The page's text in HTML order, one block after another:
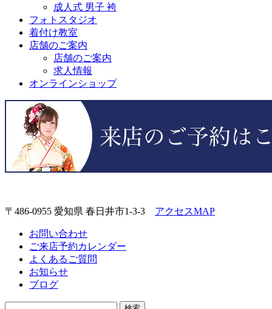
成人式 男子 袴
フォトスタジオ
着付け教室
店舗のご案内
店舗のご案内
求人情報
オンラインショップ
〒486-0955 愛知県 春日井市1-3-3 アクセスMAP
お問い合わせ
ご来店予約カレンダー
よくあるご質問
お知らせ
ブログ